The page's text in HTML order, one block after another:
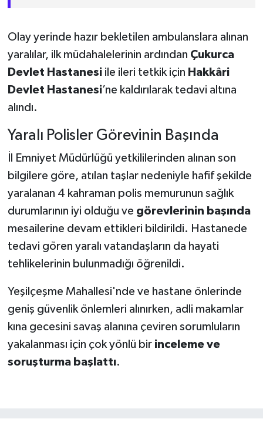
Olay yerinde hazır bekletilen ambulanslara alınan
yaralılar, ilk müdahalelerinin ardından Çukurca
Devlet Hastanesiile ileri tetkik için Hakkâri
Devlet Hastanesi’ne kaldırılarak tedavi altına
alındı.
Yaralı Polisler Görevinin Başında
İl Emniyet Müdürlüğü yetkililerinden alınan son
bilgilere göre, atılan taşlar nedeniyle hafif şekilde
yaralanan 4 kahraman polis memurunun sağlık
durumlarının iyi olduğu ve görevlerinin başında
mesailerine devam ettikleri bildirildi. Hastanede
tedavi gören yaralı vatandaşların da hayati
tehlikelerinin bulunmadığı öğrenildi.
Yeşilçeşme Mahallesi'nde ve hastane önlerinde
geniş güvenlik önlemleri alınırken, adli makamlar
kına gecesini savaş alanına çeviren sorumluların
yakalanması için çok yönlü bir inceleme ve
soruşturma başlattı.